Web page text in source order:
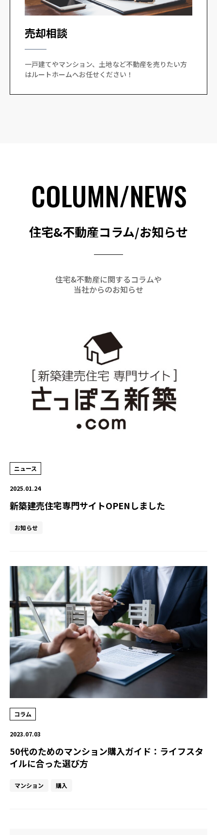
売却相談
一戸建てやマンション、土地など不動産を売りたい方
はルートホームへお任せください！
COLUMN/NEWS
住宅&不動産コラム/お知らせ
住宅&不動産に関するコラムや
当社からのお知らせ
ニュース
2025.01.24
新築建売住宅専門サイトOPENしました
お知らせ
コラム
2023.07.03
50代のためのマンション購入ガイド：ライフスタ
イルに合った選び方
マンション 購入